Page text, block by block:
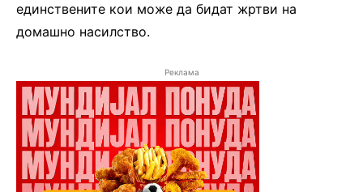
единствените кои може да бидат жртви на
домашно насилство.
Реклама